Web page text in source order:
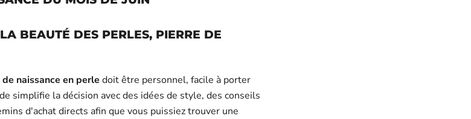
BEAUTÉ DES PERLES, PIERRE DE
naissance en perle doit être personnel, facile à porter
simplifie la décision avec des idées de style, des conseils
d'achat directs afin que vous puissiez trouver une